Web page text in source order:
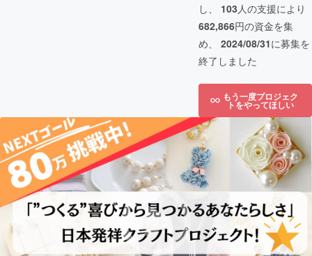
し、 103人の支援により
682,866円の資金を集
め、 2024/08/31に募集を
終了しました
もう一度プロジェク
トをやってほしい